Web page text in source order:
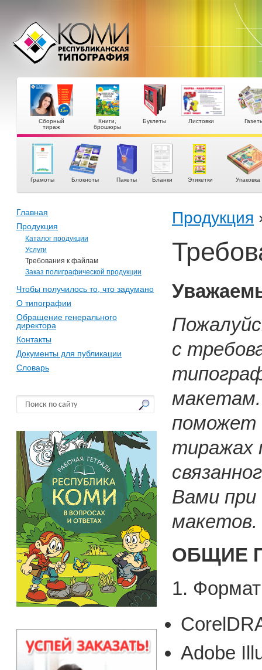
Сборный
тираж
Книги,
брошюры
Буклеты Листовки
Грамоты Блокноты Пакеты Бланки Этикетки Упаковка
Главная
Продукция
Каталог продукции
Услуги
Требования к файлам
Заказ полиграфической продукции
Чтобы получилось то, что задумано
О типографии
Обращение генерального
директора
Контакты
Документы для публикации
Словарь
Продукция
с
макетам.
поможет
тиражах
Вами при
макетов.
ОБЩИЕ
1.
Adobe